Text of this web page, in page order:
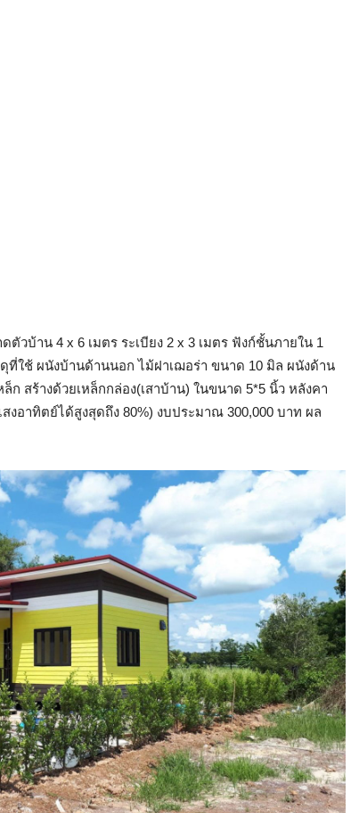
ตัวบ้าน 4 x 6 เมตร ระเบียง 2 x 3 เมตร ฟังก์ชั้นภายใน 1
ที่ใช้ ผนังบ้านด้านนอก ไม้ฝาเฌอร่า ขนาด 10 มิล ผนังด้าน
สร้างด้วยเหล็กกล่อง(เสาบ้าน) ในขนาด 5*5 นิ้ว หลังคา
งอาทิตย์ได้สูงสุดถึง 80%) งบประมาณ 300,000 บาท ผล